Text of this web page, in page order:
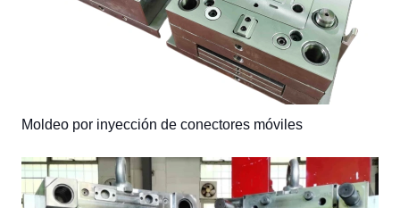
Moldeo por inyección de conectores móviles